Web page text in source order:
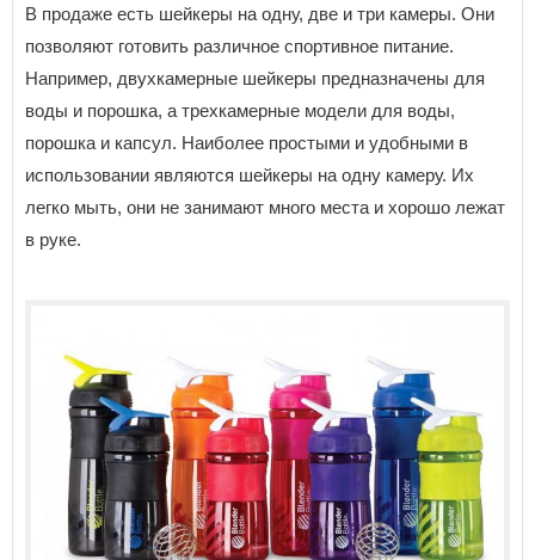
В продаже есть шейкеры на одну, две и три камеры. Они
позволяют готовить различное спортивное питание.
Например, двухкамерные шейкеры предназначены для
воды и порошка, а трехкамерные модели для воды,
порошка и капсул. Наиболее простыми и удобными в
использовании являются шейкеры на одну камеру. Их
легко мыть, они не занимают много места и хорошо лежат
в руке.